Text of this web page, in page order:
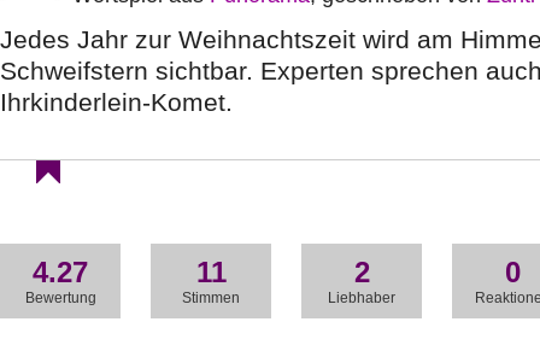
Jedes Jahr zur Weihnachtszeit wird am
Schweifstern sichtbar. Experten sprechen
Ihrkinderlein-Komet.
4.27
Bewertung
11
Stimmen
2
Liebhaber
0